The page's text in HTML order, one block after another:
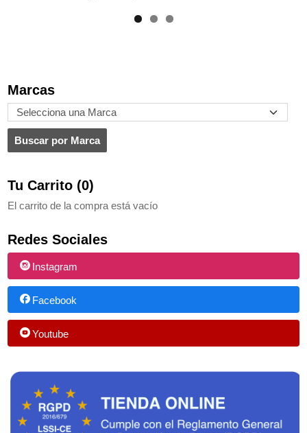
Marcas
Tu Carrito (0)
El carrito de la compra está vacío
Redes Sociales
Instagram
Facebook
Youtube